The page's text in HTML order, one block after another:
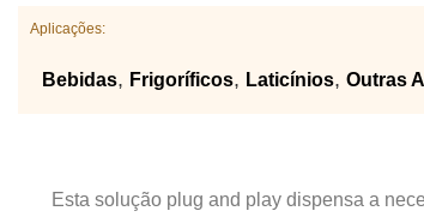
Aplicações:
Bebidas, Frigoríficos, Laticínios, Outras
Esta solução plug and play dispensa a